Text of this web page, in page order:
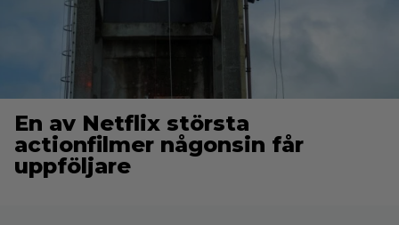
En av Netflix största
actionfilmer någonsin får
uppföljare